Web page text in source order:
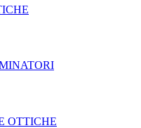
OTTICHE